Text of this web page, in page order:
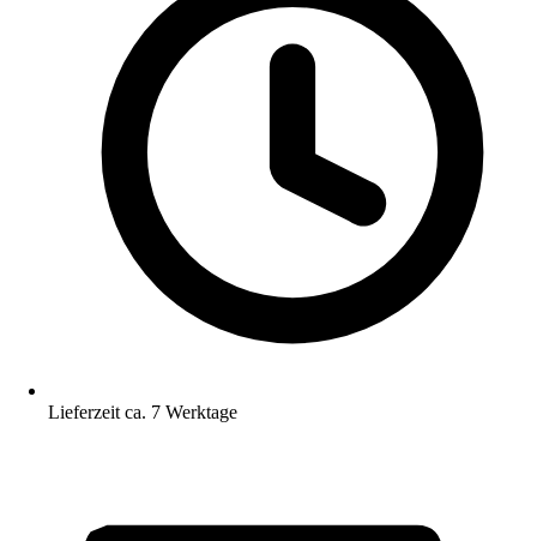
Lieferzeit ca. 7 Werktage